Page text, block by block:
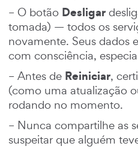
– O botão Desligar
tomada) — todos os
novamente. Seus dados
com consciência,
– Antes de Reiniciar,
(como uma atualização
rodando no momento.
– Nunca compartilhe as
suspeitar que alguém